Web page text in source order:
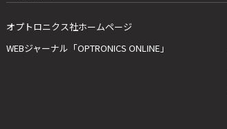
オプトロニクス社ホームページ
WEBジャーナル「OPTRONICS ONLINE」